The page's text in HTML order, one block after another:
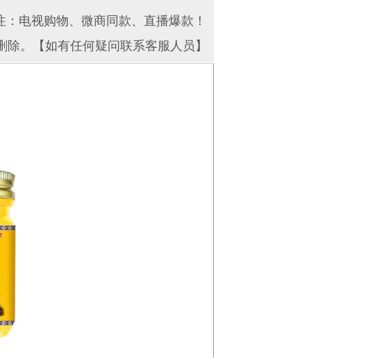
电视购物、微商同款、直播爆款！
。【如有任何疑问联系客服人员】